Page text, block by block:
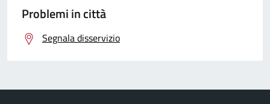
Problemi in città
Segnala disservizio